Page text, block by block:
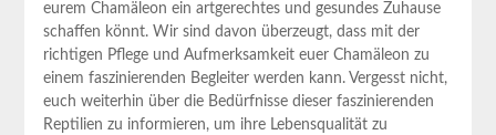
eurem Chamäleon ein artgerechtes und gesundes Zuhause
schaffen könnt. Wir sind davon überzeugt, dass mit der
richtigen Pflege und Aufmerksamkeit euer Chamäleon zu
einem faszinierenden Begleiter werden kann. Vergesst nicht,
euch weiterhin über die Bedürfnisse dieser faszinierenden
Reptilien zu informieren, um ihre Lebensqualität zu